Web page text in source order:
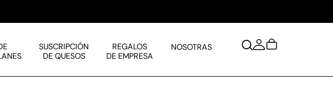
SUSCRIPCIÓN
DE QUESOS
REGALOS
DE EMPRESA
NOSOTRAS